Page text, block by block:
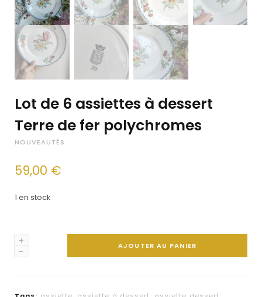
Lot de 6 assiettes à dessert
Terre de fer polychromes
NOUVEAUTÉS
59,00 €
1 en stock
quantité
AJOUTER AU PANIER